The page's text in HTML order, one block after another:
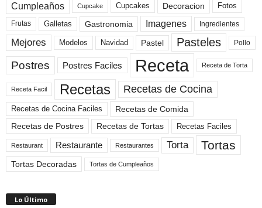
Cumpleaños Cupcake Cupcakes Decoracion Fotos
Frutas Galletas Gastronomia Imagenes Ingredientes
Mejores Modelos Navidad Pastel Pasteles Pollo
Postres Postres Faciles Receta Receta de Torta
Receta Facil Recetas Recetas de Cocina
Recetas de Cocina Faciles
Recetas de Comida
Recetas de Postres
Recetas de Tortas Recetas Faciles
Restaurant Restaurante Restaurantes Torta Tortas
Tortas Decoradas Tortas de Cumpleaños
Lo Último